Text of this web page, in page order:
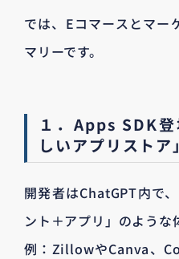
では、Eコマースとマー
マリーです。
１．Apps SDK
しいアプリストア」
開発者はChatGPT内で
ント＋アプリ」のような
例：ZillowやCanva、